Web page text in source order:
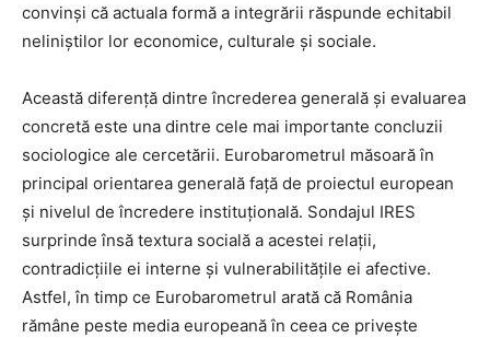
convinși că actuala formă a integrării răspunde echitabil
neliniștilor lor economice, culturale și sociale.
Această diferență dintre încrederea generală și evaluarea
concretă este una dintre cele mai importante concluzii
sociologice ale cercetării. Eurobarometrul măsoară în
principal orientarea generală față de proiectul european
și nivelul de încredere instituțională. Sondajul IRES
surprinde însă textura socială a acestei relații,
contradicțiile ei interne și vulnerabilitățile ei afective.
Astfel, în timp ce Eurobarometrul arată că România
rămâne peste media europeană în ceea ce privește